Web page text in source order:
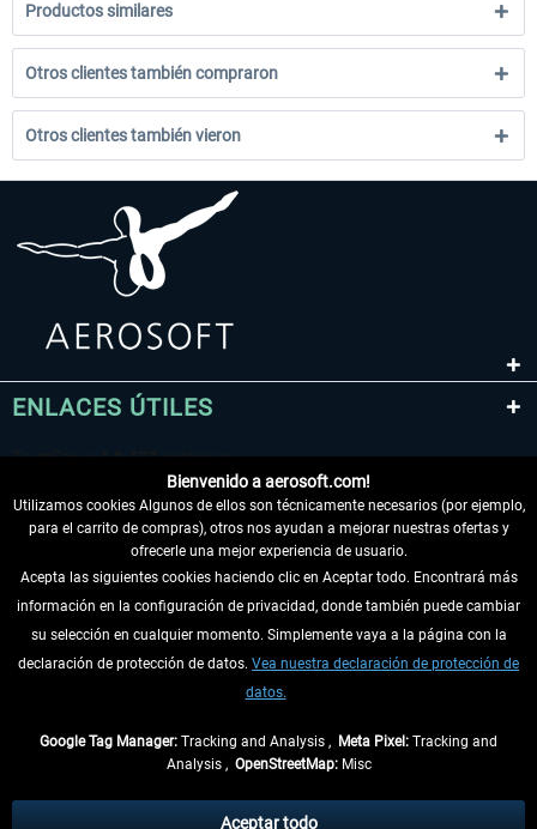
Productos similares
Otros clientes también compraron
Otros clientes también vieron
ENLACES ÚTILES
DESISTIR DEL CONTRATO
INFORMACIÓN
tasas de recepción si no se describe lo contrario
Bienvenido a aerosoft.com!
Utilizamos cookies Algunos de ellos son técnicamente necesarios (por ejemplo,
para el carrito de compras), otros nos ayudan a mejorar nuestras ofertas y
ofrecerle una mejor experiencia de usuario.
Acepta las siguientes cookies haciendo clic en Aceptar todo. Encontrará más
información en la configuración de privacidad, donde también puede cambiar
su selección en cualquier momento. Simplemente vaya a la página con la
declaración de protección de datos. Vea nuestra declaración de protección de
datos.
Google Tag Manager: Tracking and Analysis , Meta Pixel: Tracking and
Analysis , OpenStreetMap:Misc
Aceptar todo